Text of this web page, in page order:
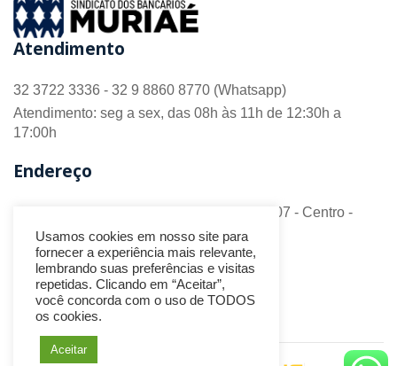
Atendimento
32 3722 3336 - 32 9 8860 8770 (Whatsapp)
Atendimento: seg a sex, das 08h às 11h de 12:30h a
17:00h
Endereço
R. Barão do Monte Alto nº 70 - Sala 306/307 - Centro -
CEP 36.880-018 - Muriaé/MG
Redes Sociais
Usamos cookies em nosso site para
fornecer a experiência mais relevante,
lembrando suas preferências e visitas
repetidas. Clicando em “Aceitar”,
você concorda com o uso de TODOS
os cookies.
Aceitar